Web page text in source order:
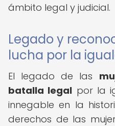
ámbito legal y judicial.
Legado y
lucha por la
El legado de las
batalla legal por la
innegable en la
derechos de las